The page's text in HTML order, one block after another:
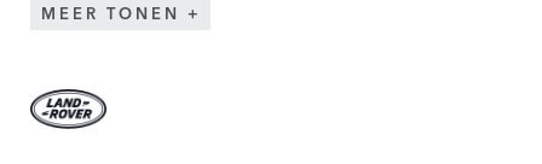
MEER TONEN